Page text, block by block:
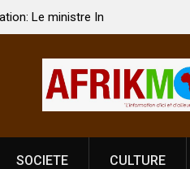
Singh à
de
Côte d’Ivoire,
prononce
SOCIETE CULTURE